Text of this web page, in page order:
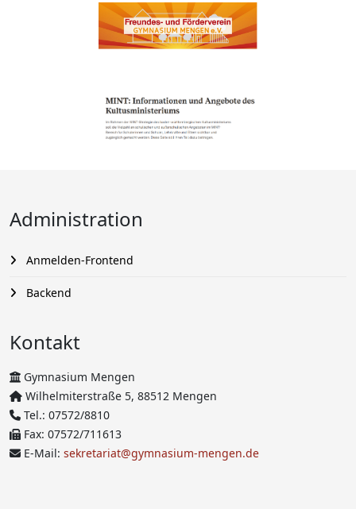
Administration
Anmelden-Frontend
Backend
Kontakt
Gymnasium Mengen
Wilhelmiterstraße 5, 88512 Mengen
Tel.: 07572/8810
Fax: 07572/711613
E-Mail: sekretariat@gymnasium-mengen.de